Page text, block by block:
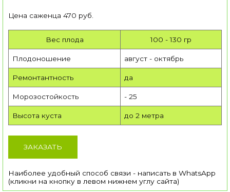
Цена саженца 470 руб.
Вес плода 100 - 130 гр
Плодоношение август - октябрь
Ремонтантность да
Морозостойкость - 25
Высота куста до 2 метра
ЗАКАЗАТЬ
Наиболее удобный способ связи - написать в WhatsApp
(кликни на кнопку в левом нижнем углу сайта)